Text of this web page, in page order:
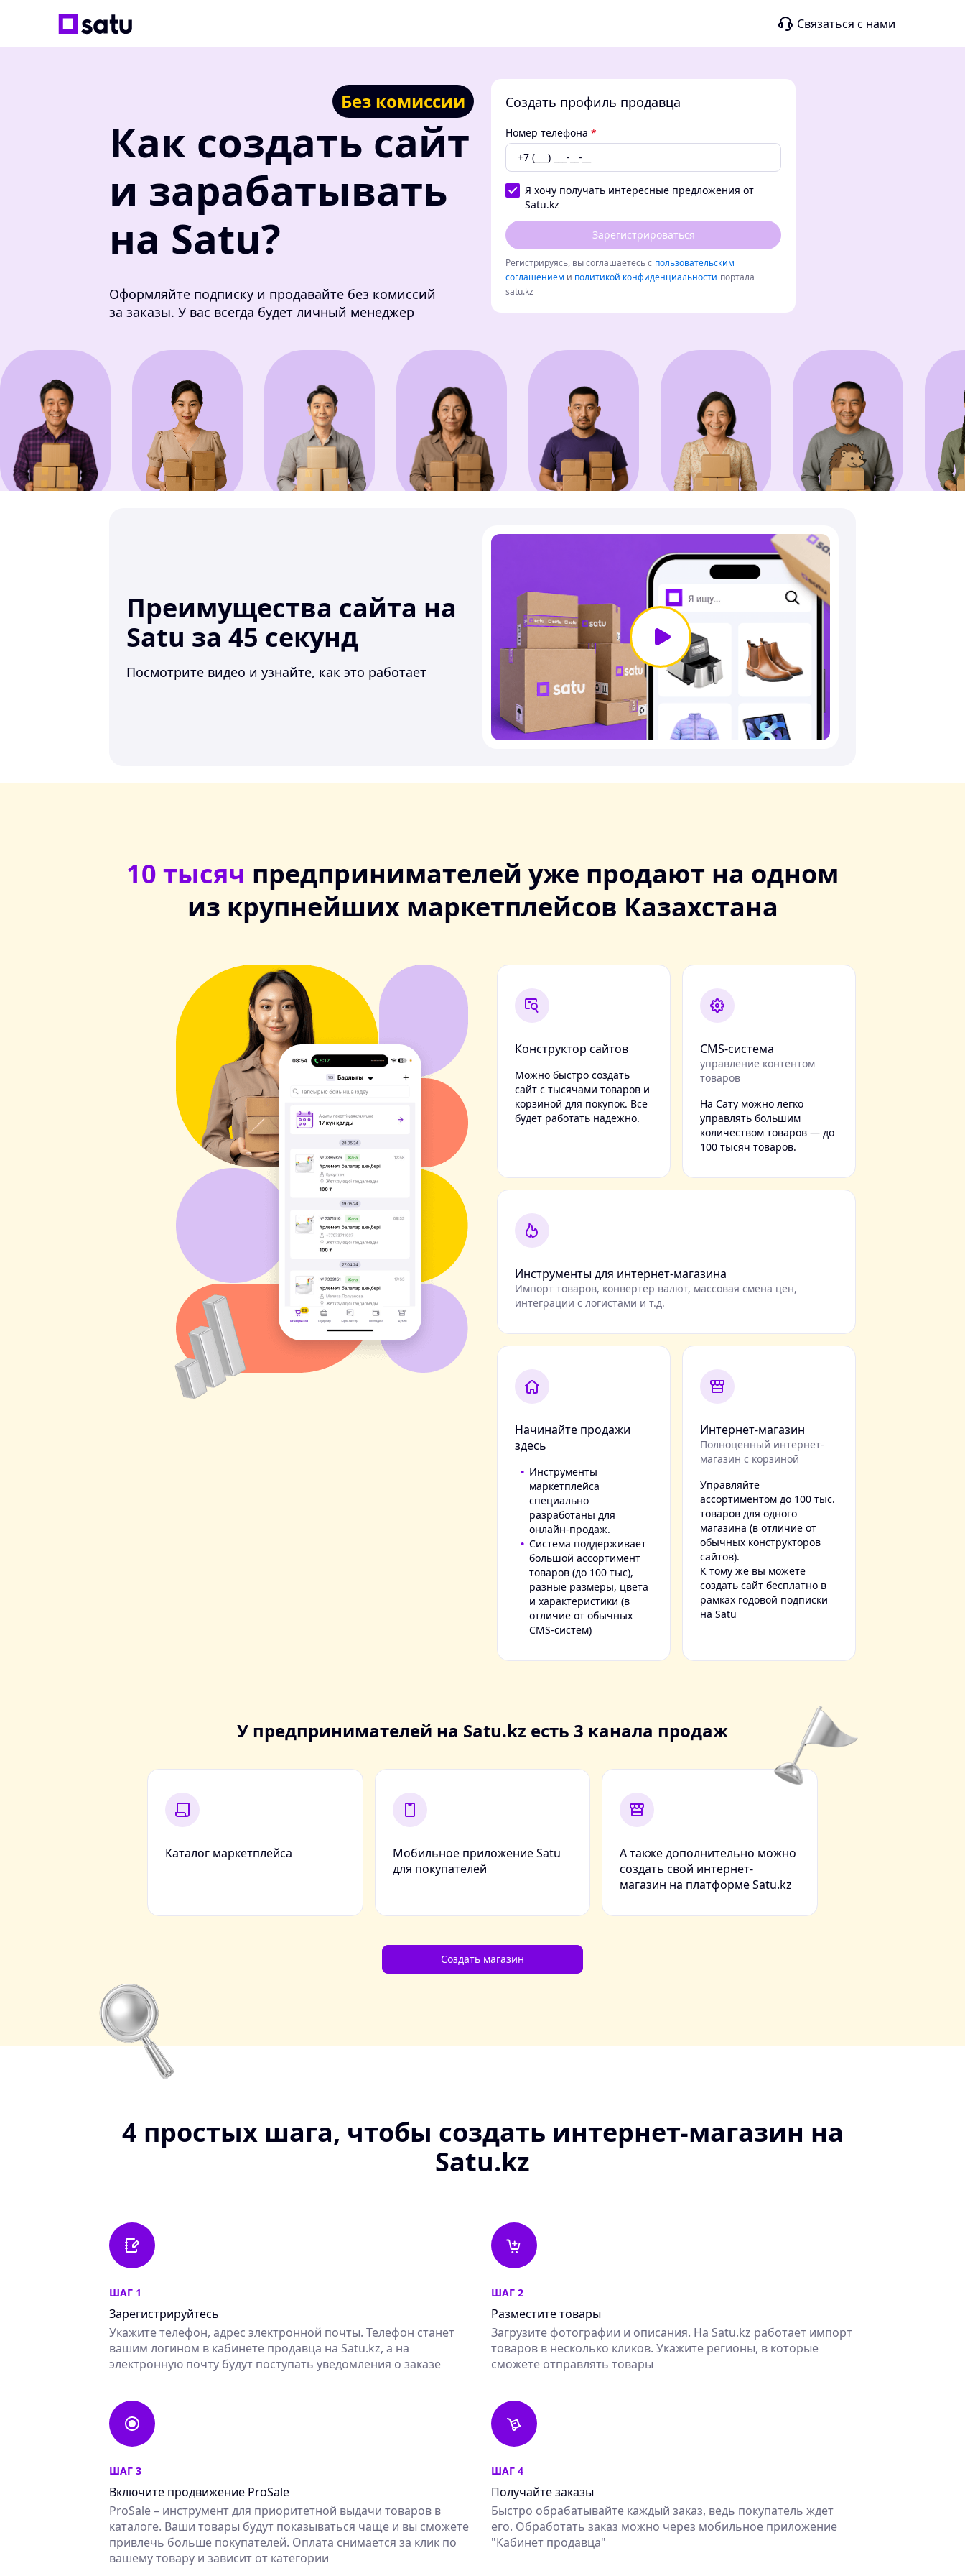
Связаться с нами
Без комиссии
Как создать сайт
и зарабатывать
на Satu?
Оформляйте подписку и продавайте без комиссий
за заказы. У вас всегда будет личный менеджер
Создать профиль продавца
Номер телефона *
Я хочу получать интересные предложения от
Satu.kz
Зарегистрироваться
Регистрируясь, вы соглашаетесь с пользовательским
соглашением и политикой конфиденциальности портала
satu.kz
Преимущества сайта на
Satu за 45 секунд
Посмотрите видео и узнайте, как это работает
10 тысяч предпринимателей уже продают на одном
из крупнейших маркетплейсов Казахстана
Конструктор сайтов
Можно быстро создать
сайт с тысячами товаров и
корзиной для покупок. Все
будет работать надежно.
CMS-система
управление контентом
товаров
На Сату можно легко
управлять большим
количеством товаров — до
100 тысяч товаров.
Инструменты для интернет-магазина
Импорт товаров, конвертер валют, массовая смена цен,
интеграции с логистами и т.д.
Начинайте продажи
здесь
Инструменты
маркетплейса
специально
разработаны для
онлайн-продаж.
Система поддерживает
большой ассортимент
товаров (до 100 тыс),
разные размеры, цвета
и характеристики (в
отличие от обычных
CMS-систем)
Интернет-магазин
Полноценный интернет-
магазин с корзиной
Управляйте
ассортиментом до 100 тыс.
товаров для одного
магазина (в отличие от
обычных конструкторов
сайтов).
К тому же вы можете
создать сайт бесплатно в
рамках годовой подписки
на Satu
У предпринимателей на Satu.kz есть 3 канала продаж
Каталог маркетплейса
Мобильное приложение Satu
для покупателей
А также дополнительно можно
создать свой интернет-
магазин на платформе Satu.kz
Создать магазин
4 простых шагa, чтобы создать интернет-магазин на
Satu.kz
ШАГ 1
Зарегистрируйтесь
Укажите телефон, адрес электронной почты. Телефон станет
вашим логином в кабинете продавца на Satu.kz, а на
электронную почту будут поступать уведомления о заказе
ШАГ 2
Разместите товары
Загрузите фотографии и описания. На Satu.kz работает импорт
товаров в несколько кликов. Укажите регионы, в которые
сможете отправлять товары
ШАГ 3
Включите продвижение ProSale
ProSale – инструмент для приоритетной выдачи товаров в
каталоге. Ваши товары будут показываться чаще и вы сможете
привлечь больше покупателей. Оплата снимается за клик по
вашему товару и зависит от категории
ШАГ 4
Получайте заказы
Быстро обрабатывайте каждый заказ, ведь покупатель ждет
его. Обработать заказ можно через мобильное приложение
"Кабинет продавца"